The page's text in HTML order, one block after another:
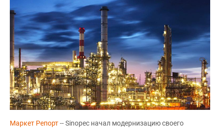
Маркет Репорт-- Sinopec начал модернизацию своего